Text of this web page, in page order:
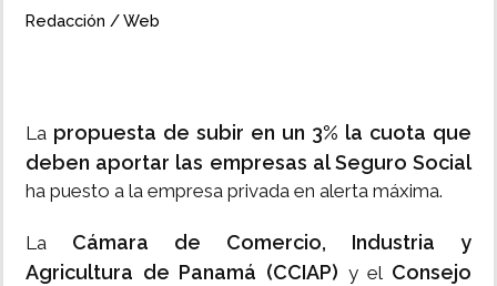
Redacción / Web
La propuesta de subir en un 3% la cuota que
deben aportar las empresas al Seguro Social
ha puesto a la empresa privada en alerta máxima.
La Cámara de Comercio, Industria y
Agricultura de Panamá (CCIAP) y el Consejo